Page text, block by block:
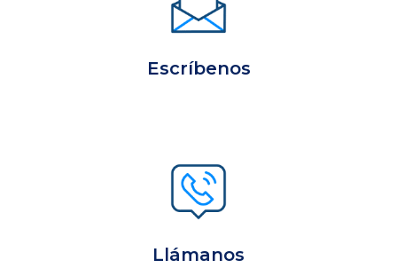
Escríbenos
Llámanos